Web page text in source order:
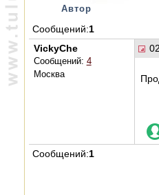
Автор
Сообщений:1
VickyChe
Сообщений: 4
Москва
Сообщений:1